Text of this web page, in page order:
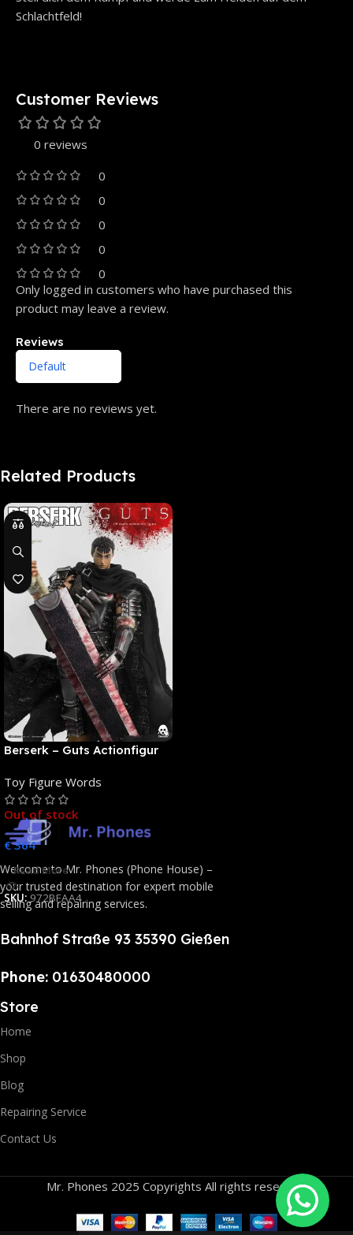
Schlachtfeld!
Customer Reviews
0 reviews
0
0
0
0
0
Reviews
There are no reviews yet.
Only logged in customers who have purchased this
product may leave a review.
Related Products
Berserk – Guts Actionfigur
Toy Figure Words
Out of stock
€364
Read More
SKU: 972BFAA4
Welcome to Mr. Phones (Phone House) –
your trusted destination for expert mobile
selling and repairing services.
Bahnhof Straße 93 35390 Gießen
Phone: 01630480000
Store
Home
Shop
Blog
Repairing Service
Contact Us
Mr. Phones 2025 Copyrights All rights reserved.